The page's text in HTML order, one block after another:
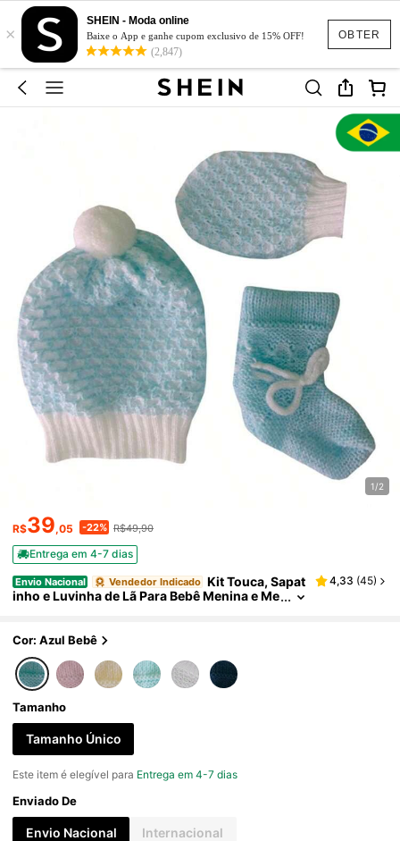
OBTER
×
SHEIN - Moda online
Baixe o App e ganhe cupom exclusivo de 15% OFF!
(2,847)
1/2
R$39,05 -22% R$49,90
Entrega em 4-7 dias
Envio Nacional Vendedor Indicado Kit Touca, Sapat
inho e Luvinha de Lã Para Bebê Menina e Me
4,33 (45)
Cor: Azul Bebê
Tamanho
Tamanho Único
Este item é elegível para Entrega em 4-7 dias
Enviado De
Envio Nacional Internacional